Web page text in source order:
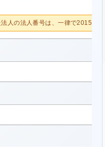
人の法人番号は、一律で2015/10/